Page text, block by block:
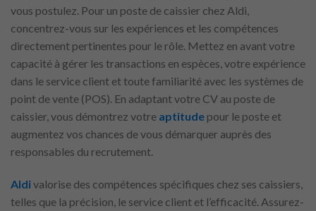
vous postulez. Pour un poste de caissier chez Aldi,
concentrez-vous sur les expériences et les compétences
directement pertinentes pour le rôle. Mettez en avant votre
capacité à gérer les transactions en espèces, votre expérience
dans le service client et toute familiarité avec les systèmes de
point de vente (POS). En adaptant votre CV au poste de
caissier, vous démontrez votre aptitude pour le poste et
augmentez vos chances de vous démarquer auprès des
responsables du recrutement.
Aldivalorise des compétences spécifiques chez ses caissiers,
telles que la précision, le service client et l’efficacité. Assurez-